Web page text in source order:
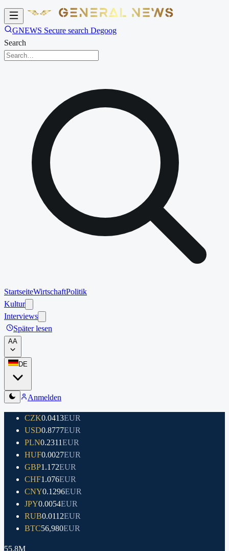
GNEWS Secure search Degoog
Search
StartseiteWirtschaftPolitik
Kultur
Interviews
Später lesen
AA
DE
Anmelden
CZK0.0413EUR
USD0.8777EUR
PLN0.2311EUR
HUF0.0027EUR
GBP1.172EUR
CHF1.076EUR
CNY0.1296EUR
JPY0.0054EUR
RUB0.0112EUR
BTC56,980EUR
55.8M